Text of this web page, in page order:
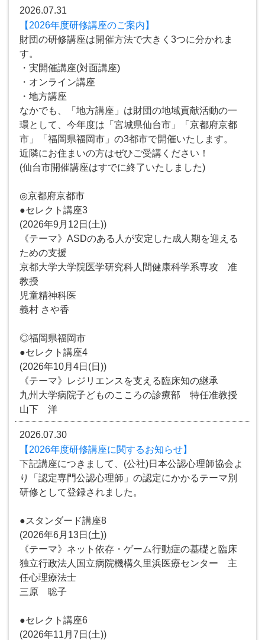
2026.07.31
【2026年度研修講座のご案内】
財団の研修講座は開催方法で大きく3つに分かれま
す。
・実開催講座(対面講座)
・オンライン講座
・地方講座
なかでも、「地方講座」は財団の地域貢献活動の一
環として、今年度は「宮城県仙台市」「京都府京都
市」「福岡県福岡市」の3都市で開催いたします。
近隣にお住まいの方はぜひご受講ください！
(仙台市開催講座はすでに終了いたしました)
◎京都府京都市
●セレクト講座3
(2026年9月12日(土))
《テーマ》ASDのある人が安定した成人期を迎える
ための支援
京都大学大学院医学研究科人間健康科学系専攻 准
教授
児童精神科医
義村 さや香
◎福岡県福岡市
●セレクト講座4
(2026年10月4日(日))
《テーマ》レジリエンスを支える臨床知の継承
九州大学病院子どものこころの診療部 特任准教授
山下 洋
2026.07.30
【2026年度研修講座に関するお知らせ】
下記講座につきまして、(公社)日本公認心理師協会よ
り「認定専門公認心理師」の認定にかかるテーマ別
研修として登録されました。
●スタンダード講座8
(2026年6月13日(土))
《テーマ》ネット依存・ゲーム行動症の基礎と臨床
独立行政法人国立病院機構久里浜医療センター 主
任心理療法士
三原 聡子
●セレクト講座6
(2026年11月7日(土))